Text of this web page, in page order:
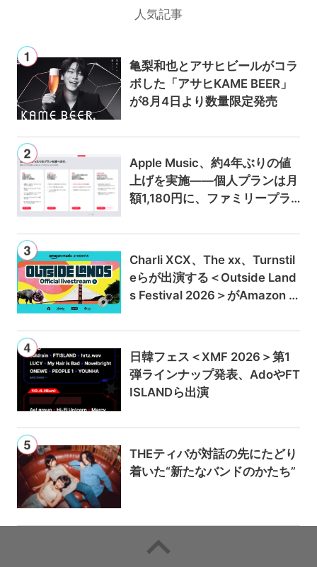
人気記事
亀梨和也とアサヒビールがコラ
ボした「アサヒKAME BEER」
が8月4日より数量限定発売
Apple Music、約4年ぶりの値
上げを実施——個人プランは月
額1,180円に、ファミリープラ
Charli XCX、The xx、Turnstil
eらが出演する＜Outside Land
s Festival 2026＞がAmazon M
ブ配信
日韓フェス＜XMF 2026＞第1
弾ラインナップ発表、AdoやFT
ISLANDら出演
THEティバが対話の先にたどり
着いた“新たなバンドのかたち”